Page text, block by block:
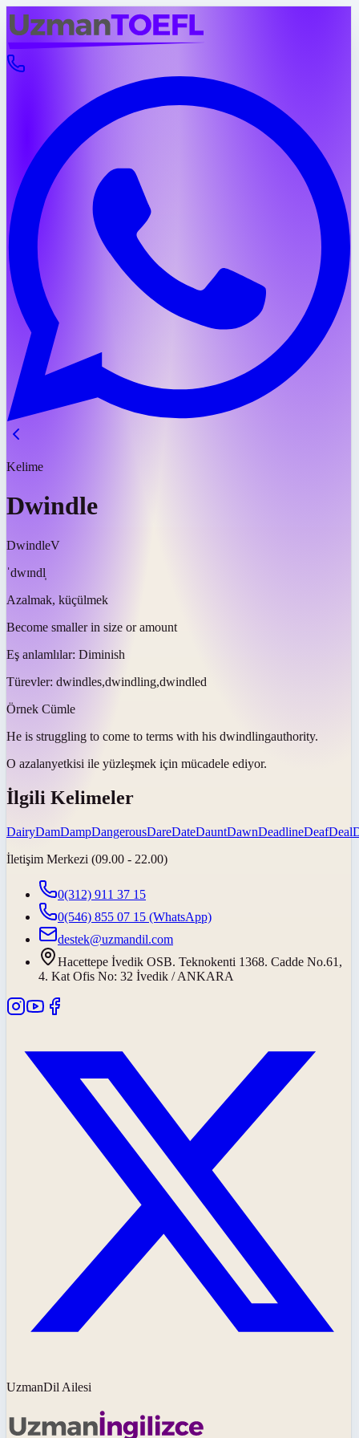
Kelime
Dwindle
DwindleV
ˈdwɪndl̩
Azalmak, küçülmek
Become smaller in size or amount
Eş anlamlılar: Diminish
Türevler: dwindles,dwindling,dwindled
Örnek Cümle
He is struggling to come to terms with his dwindlingauthority.
O azalanyetkisi ile yüzleşmek için mücadele ediyor.
İlgili Kelimeler
DairyDamDampDangerousDareDateDauntDawnDeadlineDeafDeal
İletişim Merkezi (09.00 - 22.00)
0(312) 911 37 15
0(546) 855 07 15 (WhatsApp)
destek@uzmandil.com
Hacettepe İvedik OSB. Teknokenti 1368. Cadde No.61,
4. Kat Ofis No: 32 İvedik / ANKARA
UzmanDil Ailesi